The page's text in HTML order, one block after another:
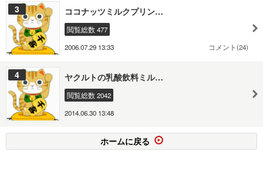
3 ココナッツミルクプリン…
閲覧総数 477
2006.07.29 13:33
コメント(24)
4 ヤクルトの乳酸飲料ミル…
閲覧総数 2042
2014.06.30 13:48
ホームに戻る